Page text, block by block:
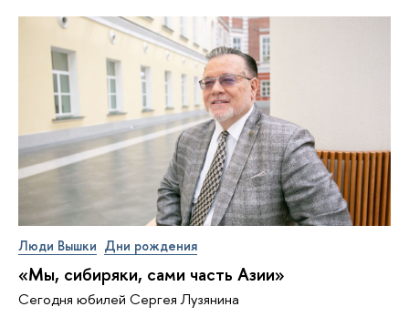
Люди Вышки Дни рождения
«Мы, сибиряки, сами часть Азии»
Сегодня юбилей Сергея Лузянина